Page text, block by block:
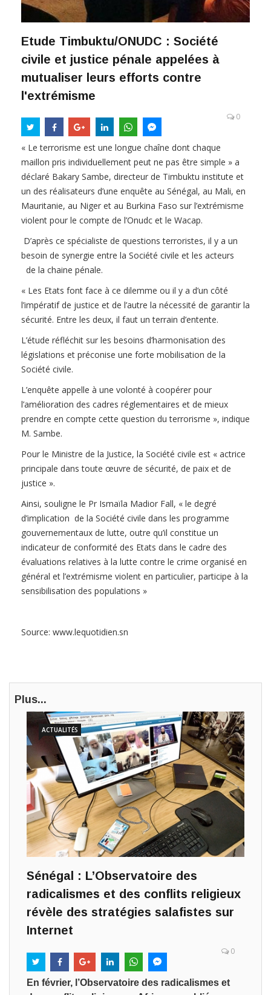
Etude Timbuktu/ONUDC : Société
civile et justice pénale appelées à
mutualiser leurs efforts contre
l'extrémisme
0
« Le terrorisme est une longue chaîne dont chaque
maillon pris individuellement peut ne pas être simple » a
déclaré Bakary Sambe, directeur de Timbuktu institute et
un des réalisateurs d’une enquête au Sénégal, au Mali, en
Mauritanie, au Niger et au Burkina Faso sur l’extrémisme
violent pour le compte de l’Onudc et le Wacap.
D’après ce spécialiste de questions terroristes, il y a un
besoin de synergie entre la Société civile et les acteurs
de la chaine pénale.
« Les Etats font face à ce dilemme ou il y a d’un côté
l’impératif de justice et de l’autre la nécessité de garantir la
sécurité. Entre les deux, il faut un terrain d’entente.
L’étude réfléchit sur les besoins d’harmonisation des
législations et préconise une forte mobilisation de la
Société civile.
L’enquête appelle à une volonté à coopérer pour
l’amélioration des cadres réglementaires et de mieux
prendre en compte cette question du terrorisme », indique
M. Sambe.
Pour le Ministre de la Justice, la Société civile est « actrice
principale dans toute œuvre de sécurité, de paix et de
justice ».
Ainsi, souligne le Pr Ismaïla Madior Fall, « le degré
d’implication de la Société civile dans les programme
gouvernementaux de lutte, outre qu’il constitue un
indicateur de conformité des Etats dans le cadre des
évaluations relatives à la lutte contre le crime organisé en
général et l’extrémisme violent en particulier, participe à la
sensibilisation des populations »
Source: www.lequotidien.sn
Plus...
ACTUALITÉS
Sénégal : L’Observatoire des
radicalismes et des conflits religieux
révèle des stratégies salafistes sur
Internet
0
En février, l’Observatoire des radicalismes et